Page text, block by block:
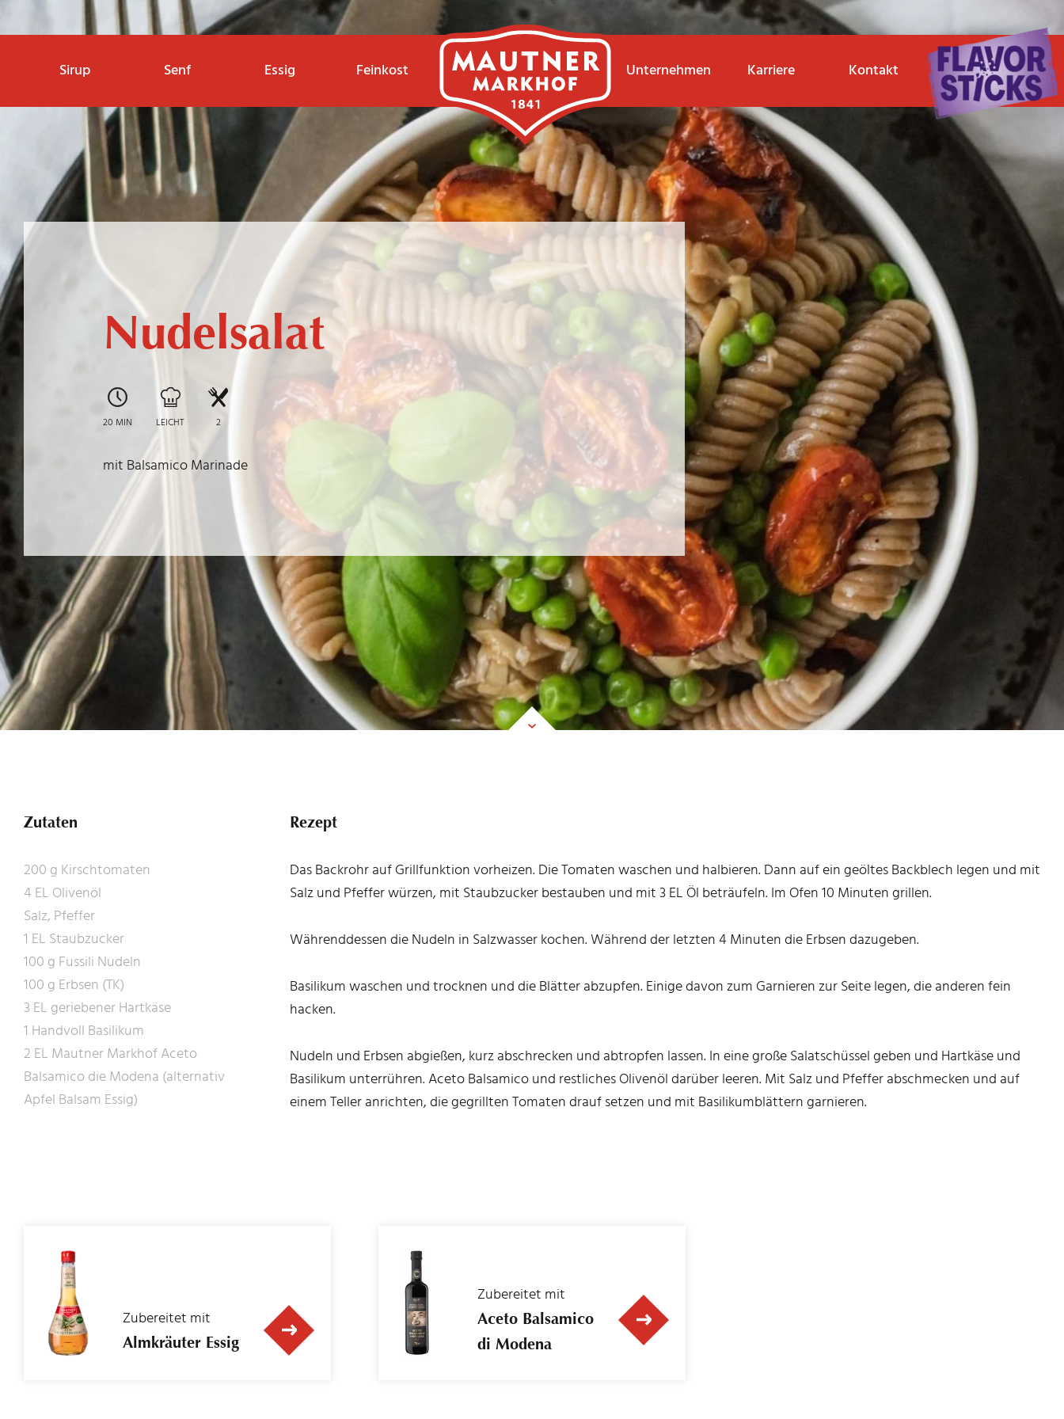
Sirup Senf Essig Feinkost Unternehmen Karriere Kontakt
Nudelsalat
20 MIN LEICHT 2
mit Balsamico Marinade
Zutaten
200 g Kirschtomaten
4 EL Olivenöl
Salz, Pfeffer
1 EL Staubzucker
100 g Fussili Nudeln
100 g Erbsen (TK)
3 EL geriebener Hartkäse
1 Handvoll Basilikum
2 EL Mautner Markhof Aceto
Balsamico die Modena (alternativ
Apfel Balsam Essig)
Rezept
Das Backrohr auf Grillfunktion vorheizen. Die Tomaten waschen und halbieren. Dann auf ein geöltes Backblech legen und mit
Salz und Pfeffer würzen, mit Staubzucker bestauben und mit 3 EL Öl beträufeln. Im Ofen 10 Minuten grillen.
Währenddessen die Nudeln in Salzwasser kochen. Während der letzten 4 Minuten die Erbsen dazugeben.
Basilikum waschen und trocknen und die Blätter abzupfen. Einige davon zum Garnieren zur Seite legen, die anderen fein
hacken.
Nudeln und Erbsen abgießen, kurz abschrecken und abtropfen lassen. In eine große Salatschüssel geben und Hartkäse und
Basilikum unterrühren. Aceto Balsamico und restliches Olivenöl darüber leeren. Mit Salz und Pfeffer abschmecken und auf
einem Teller anrichten, die gegrillten Tomaten drauf setzen und mit Basilikumblättern garnieren.
Zubereitet mit
Almkräuter Essig
Zubereitet mit
Aceto Balsamico
di Modena